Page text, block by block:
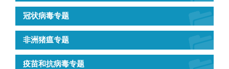
冠状病毒专题
非洲猪瘟专题
疫苗和抗病毒专题